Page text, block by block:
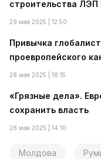
строительства
29 мая 2025 | 12:50
Привычка
проевропейского
28 мая 2025 | 18:15
«Грязные дела».
сохранить власть
28 мая 2025 | 14:10
Молдова